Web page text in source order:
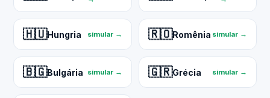
🇭🇺Hungria simular → 🇷🇴Romênia simular →
🇧🇬Bulgária simular → 🇬🇷Grécia simular →